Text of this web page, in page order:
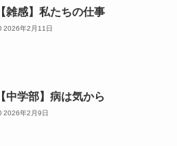
【雑感】私たちの仕事
2026年2月11日
【中学部】病は気から
2026年2月9日